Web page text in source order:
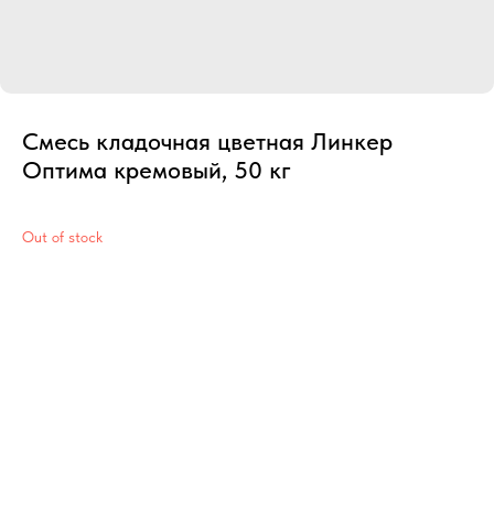
Смесь кладочная цветная Линкер
Оптима кремовый, 50 кг
Out of stock